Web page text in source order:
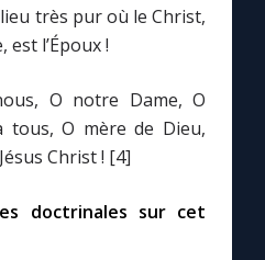
très pur où le Christ,
l’Époux !
O notre Dame, O
O mère de Dieu,
Christ ! [4]
doctrinales sur cet